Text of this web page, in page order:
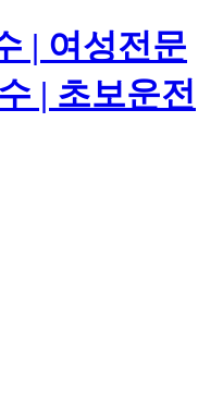
| 여성전문
| 초보운전